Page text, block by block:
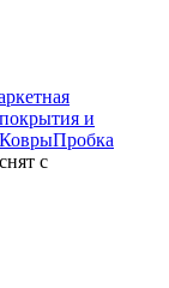
и
КоврыПробка
с